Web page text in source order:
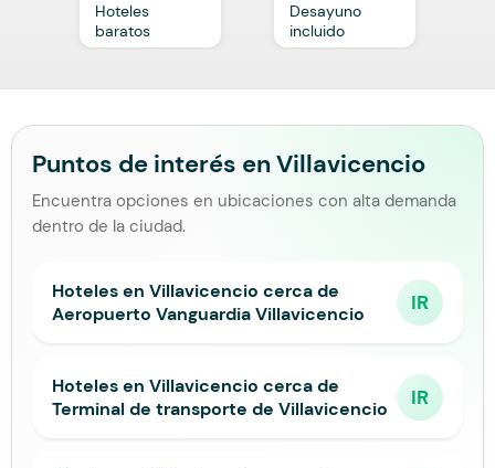
Hoteles
baratos
Desayuno
incluido
Puntos de interés en Villavicencio
Encuentra opciones en ubicaciones con alta demanda
dentro de la ciudad.
Hoteles en Villavicencio cerca de
Aeropuerto Vanguardia Villavicencio
IR
Hoteles en Villavicencio cerca de
Terminal de transporte de Villavicencio
IR